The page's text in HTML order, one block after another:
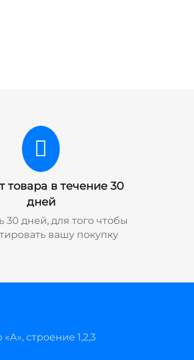
товара в течение 30
дней
30 дней, для того чтобы
вашу покупку
строение 1,2,3